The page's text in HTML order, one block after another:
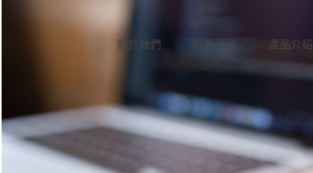
關於我們 最新消息 產品介紹